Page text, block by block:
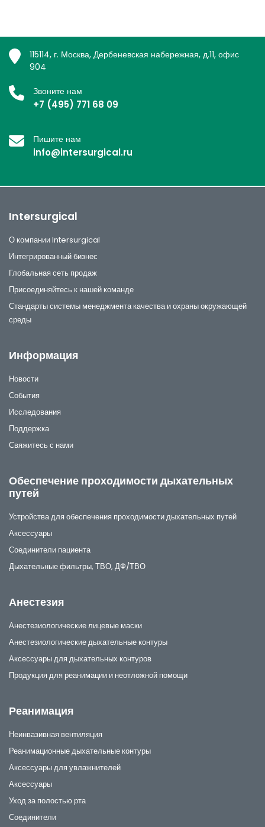
115114, г. Москва, Дербеневская набережная, д.11, офис
904
Звоните нам
+7 (495) 771 68 09
Пишите нам
info@intersurgical.ru
Intersurgical
О компании Intersurgical
Интегрированный бизнес
Глобальная сеть продаж
Присоединяйтесь к нашей команде
Стандарты системы менеджмента качества и охраны окружающей
среды
Информация
Новости
События
Исследования
Поддержка
Свяжитесь с нами
Обеспечение проходимости дыхательных
путей
Устройства для обеспечения проходимости дыхательных путей
Аксессуары
Соединители пациента
Дыхательные фильтры, ТВО, ДФ/ТВО
Анестезия
Анестезиологические лицевые маски
Анестезиологические дыхательные контуры
Аксессуары для дыхательных контуров
Продукция для реанимации и неотложной помощи
Реанимация
Неинвазивная вентиляция
Реанимационные дыхательные контуры
Аксессуары для увлажнителей
Аксессуары
Уход за полостью рта
Соединители